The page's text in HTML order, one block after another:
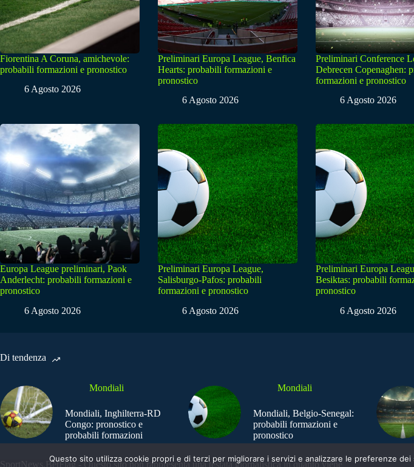
Fiorentina A Coruna, amichevole:
probabili formazioni e pronostico
6 Agosto 2026
Preliminari Europa League, Benfica
Hearts: probabili formazioni e
pronostico
6 Agosto 2026
Preliminari Conference
Debrecen Copenaghen:
formazioni e pronostico
6 Agosto 2026
Europa League preliminari, Paok
Anderlecht: probabili formazioni e
pronostico
6 Agosto 2026
Preliminari Europa League,
Salisburgo-Pafos: probabili
formazioni e pronostico
6 Agosto 2026
Preliminari Europa
Besiktas: probabili
pronostico
6 Agosto 2026
Di tendenza
Mondiali
Mondiali, Inghilterra-RD
Congo: pronostico e
probabili formazioni
Mondiali
Mondiali, Belgio-Senegal:
probabili formazioni e
pronostico
SportNews.BetFlag - Questo sito non rappresenta una testata giornalistica in quanto viene
Questo sito utilizza cookie propri e di terzi per migliorare i servizi e analizzare le preferenze